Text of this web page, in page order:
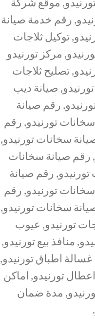
رقم خدمة صيانة
توكيل ثلاجات
مركز تورنيدو
تصليح ثلاجات
صيانة ديب
رقم صيانة
تورنيدو, رقم
سخانات تورنيدو,
رقم صيانة سخانات
رقم صيانة
تورنيدو, رقم
سخانات تورنيدو,
تورنيدو, عيوب
منافذ بيع تورنيدو,
اطباق تورنيدو,
تورنيدو, اماكن
مدة ضمان